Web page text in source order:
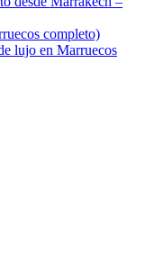
completo)
lujo en Marruecos